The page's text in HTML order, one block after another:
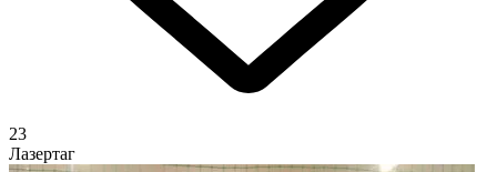
23
Лазертаг